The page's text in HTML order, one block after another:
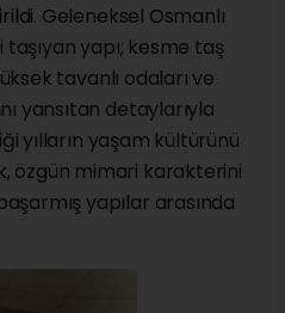
Geleneksel Osmanlı
yapı; kesme taş
tavanlı odaları ve
yansıtan detaylarıyla
yılların yaşam kültürünü
özgün mimari karakterini
yapılar arasında